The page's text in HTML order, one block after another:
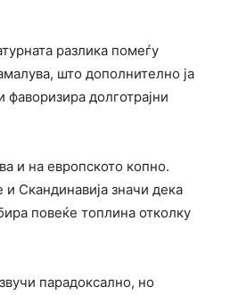
разлика помеѓу
што дополнително ја
долготрајни
и на европското копно.
Скандинавија значи дека
повеќе топлина отколку
парадоксално, но